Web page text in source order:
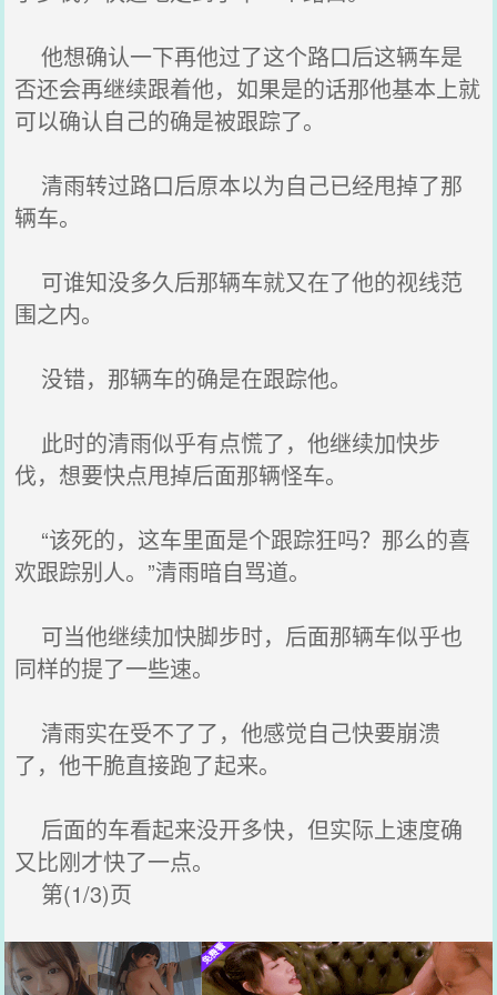
他想确认一下再他过了这个路口后这辆车是
否还会再继续跟着他，如果是的话那他基本上就
可以确认自己的确是被跟踪了。
清雨转过路口后原本以为自己已经甩掉了那
辆车。
可谁知没多久后那辆车就又在了他的视线范
围之内。
没错，那辆车的确是在跟踪他。
此时的清雨似乎有点慌了，他继续加快步
伐，想要快点甩掉后面那辆怪车。
“该死的，这车里面是个跟踪狂吗？那么的喜
欢跟踪别人。”清雨暗自骂道。
可当他继续加快脚步时，后面那辆车似乎也
同样的提了一些速。
清雨实在受不了了，他感觉自己快要崩溃
了，他干脆直接跑了起来。
后面的车看起来没开多快，但实际上速度确
又比刚才快了一点。
第(1/3)页